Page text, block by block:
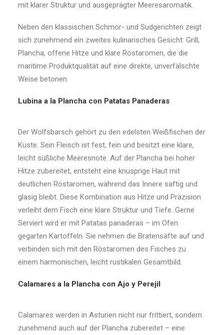
mit klarer Struktur und ausgeprägter Meeresaromatik.
Neben den klassischen Schmor- und Sudgerichten zeigt
sich zunehmend ein zweites kulinarisches Gesicht: Grill,
Plancha, offene Hitze und klare Röstaromen, die die
maritime Produktqualität auf eine direkte, unverfälschte
Weise betonen.
Lubina a la Plancha con Patatas Panaderas
Der Wolfsbarsch gehört zu den edelsten Weißfischen der
Küste. Sein Fleisch ist fest, fein und besitzt eine klare,
leicht süßliche Meeresnote. Auf der Plancha bei hoher
Hitze zubereitet, entsteht eine knusprige Haut mit
deutlichen Röstaromen, während das Innere saftig und
glasig bleibt. Diese Kombination aus Hitze und Präzision
verleiht dem Fisch eine klare Struktur und Tiefe. Gerne
Serviert wird er mit Patatas panaderas – im Ofen
gegarten Kartoffeln. Sie nehmen die Bratensäfte auf und
verbinden sich mit den Röstaromen des Fisches zu
einem harmonischen, leicht rustikalen Gesamtbild.
Calamares a la Plancha con Ajo y Perejil
Calamares werden in Asturien nicht nur frittiert, sondern
zunehmend auch auf der Plancha zubereitet – eine